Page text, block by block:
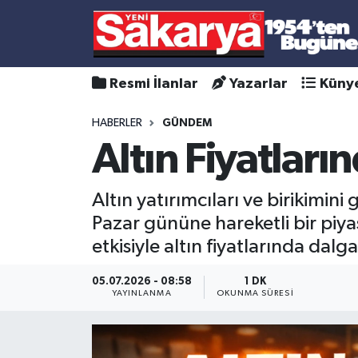
Resmi İlanlar Yazarlar
HABERLER GÜNDEM
Altın
Altın yatırımcıları ve
Pazar gününe hareketli bir
etkisiyle altın fiyatlarında
05.07.2026 - 08:58
YAYINLANMA
1 DK
OKUNMA SÜRESI